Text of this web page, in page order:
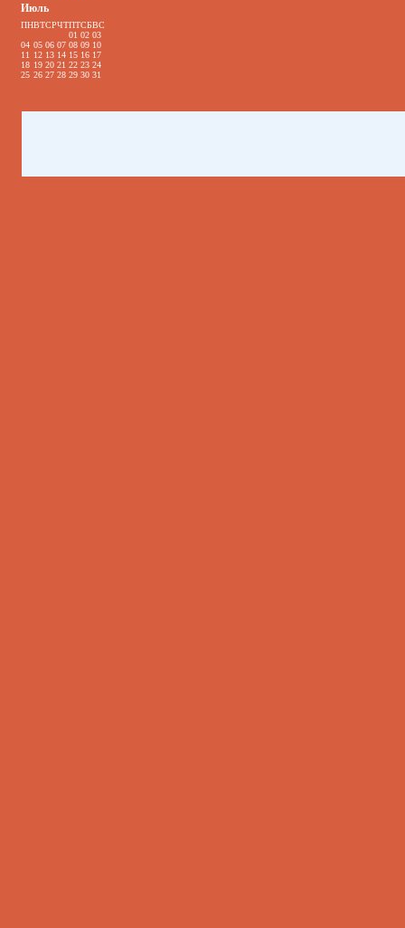
Июль
ПНВТСРЧТПТСБВС
01 02 03
04 05 06 07 08 09 10
11 12 13 14 15 16 17
18 19 20 21 22 23 24
25 26 27 28 29 30 31